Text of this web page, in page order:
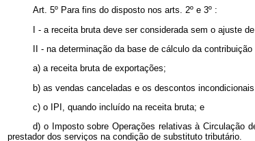
Art. 5º Para fins do disposto nos arts. 2º e 3º :
I - a receita bruta deve ser considerada sem o ajuste
II - na determinação da base de cálculo da
a) a receita bruta de exportações;
b) as vendas canceladas e os descontos
c) o IPI, quando incluído na receita bruta; e
d) o Imposto sobre Operações relativas à Circulação
prestador dos serviços na condição de substituto tributário.